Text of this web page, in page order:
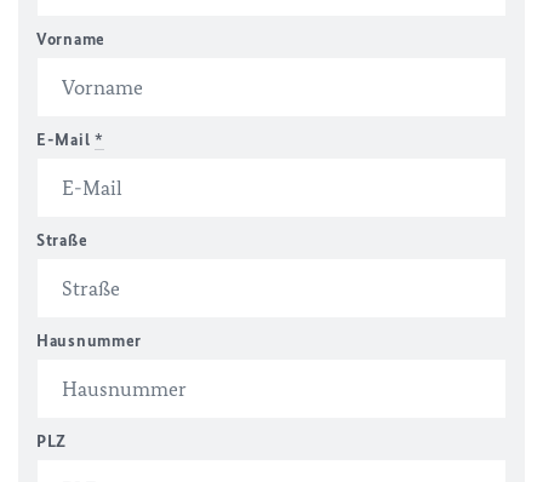
Vorname
E-Mail *
Straße
Hausnummer
PLZ